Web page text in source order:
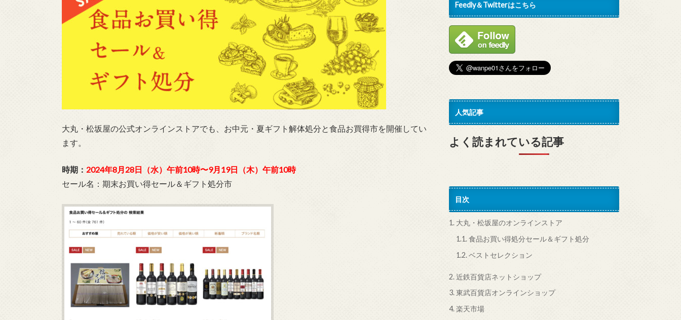
大丸・松坂屋の公式オンラインストアでも、お中元・夏ギフト解体処分と食品お買得市を開催してい
ます。
時期： 2024年8月28日（水）午前10時〜9月19日（木）午前10時
セール名：期末お買い得セール＆ギフト処分市
Feedly＆Twitterはこちら
人気記事
よく読まれている記事
目次
1. 大丸・松坂屋のオンラインストア
1.1.食品お買い得処分セール＆ギフト処分
1.2.ベストセレクション
2.近鉄百貨店ネットショップ
3.東武百貨店オンラインショップ
4.楽天市場